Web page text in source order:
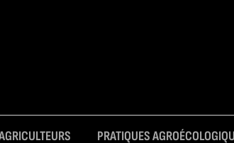
PRATIQUES